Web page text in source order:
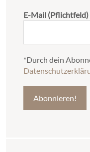
E-Mail (Pflichtfeld)
*Durch dein